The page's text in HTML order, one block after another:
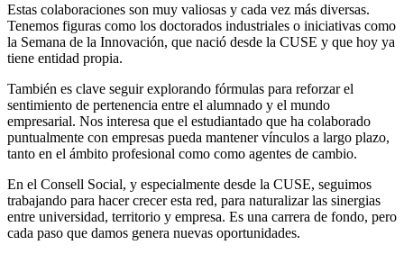
Estas colaboraciones son muy valiosas y cada vez más diversas.
Tenemos figuras como los doctorados industriales o iniciativas como
la Semana de la Innovación, que nació desde la CUSE y que hoy ya
tiene entidad propia.
También es clave seguir explorando fórmulas para reforzar el
sentimiento de pertenencia entre el alumnado y el mundo
empresarial. Nos interesa que el estudiantado que ha colaborado
puntualmente con empresas pueda mantener vínculos a largo plazo,
tanto en el ámbito profesional como como agentes de cambio.
En el Consell Social, y especialmente desde la CUSE, seguimos
trabajando para hacer crecer esta red, para naturalizar las sinergias
entre universidad, territorio y empresa. Es una carrera de fondo, pero
cada paso que damos genera nuevas oportunidades.